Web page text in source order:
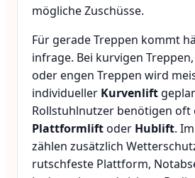
mögliche Zuschüsse.
Für gerade Treppen kommt
infrage. Bei kurvigen
oder engen Treppen wird
individueller Kurvenlift
Rollstuhlnutzer benötigen oft
Plattformliftoder Hublift.
zählen zusätzlich
rutschfeste Plattform,